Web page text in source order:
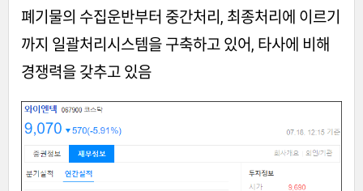
폐기물의 수집운반부터 중간처리, 최종처리에 이르기
까지 일괄처리시스템을 구축하고 있어, 타사에 비해
경쟁력을 갖추고 있음